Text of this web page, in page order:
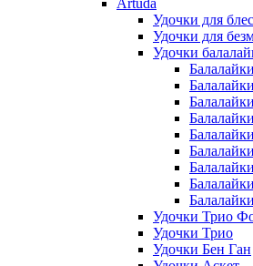
Удочки для
Удочки для
Удочки
Удочки Трио
Удочки Трио
Удочки Бен Ган